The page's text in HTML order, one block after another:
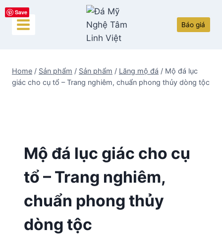
Skip
to
content
Báo giá
Home / Sản phẩm / Sản phẩm / Lăng mộ đá / Mộ đá lục
giác cho cụ tổ – Trang nghiêm, chuẩn phong thủy dòng tộc
Save
Mộ đá lục giác cho cụ
tổ – Trang nghiêm,
chuẩn phong thủy
dòng tộc